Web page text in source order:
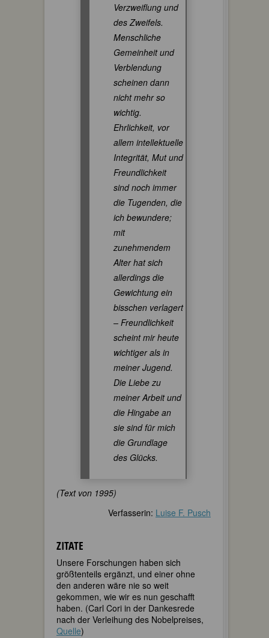
Verzweiflung und
des Zweifels.
Menschliche
Gemeinheit und
Verblendung
scheinen dann
nicht mehr so
wichtig.
Ehrlichkeit, vor
allem intellektuelle
Integrität, Mut und
Freundlichkeit
sind noch immer
die Tugenden, die
ich bewundere;
mit
zunehmendem
Alter hat sich
allerdings die
Gewichtung ein
bisschen verlagert
– Freundlichkeit
scheint mir heute
wichtiger als in
meiner Jugend.
Die Liebe zu
meiner Arbeit und
die Hingabe an
sie sind für mich
die Grundlage
des Glücks.
(Text von 1995)
Verfasserin: Luise F. Pusch
ZITATE
Unsere Forschungen haben sich
größtenteils ergänzt, und einer ohne
den anderen wäre nie so weit
gekommen, wie wir es nun geschafft
haben. (Carl Cori in der Dankesrede
nach der Verleihung des Nobelpreises,
Quelle)